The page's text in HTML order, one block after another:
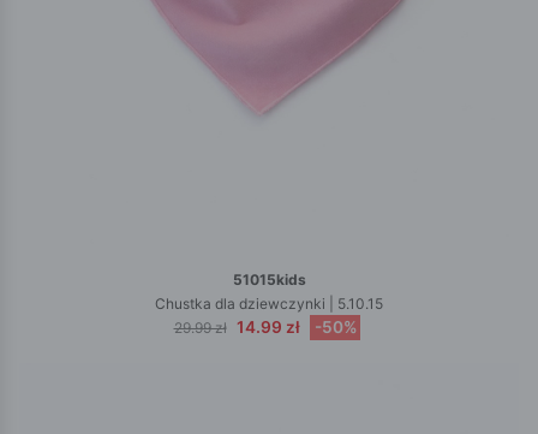
51015kids
Chustka dla dziewczynki | 5.10.15
29.99 zł 14.99 zł -50%